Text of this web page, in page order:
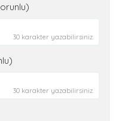
30 karakter yazabilirsiniz.
30 karakter yazabilirsiniz.